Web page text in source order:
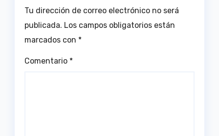
Tu dirección de correo electrónico no será
publicada. Los campos obligatorios están
marcados con *
Comentario *